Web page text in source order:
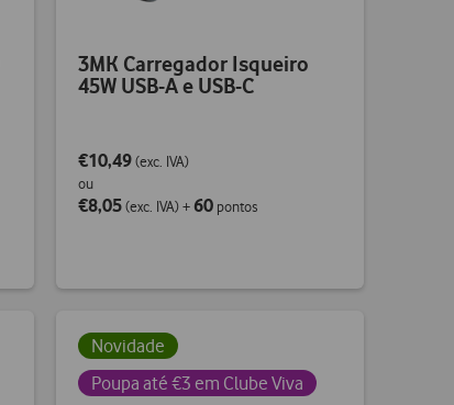
3MK Carregador Isqueiro
45W USB-A e USB-C
€10,49(exc. IVA)
ou
€8,05(exc. IVA)+60 pontos
Novidade
Poupa até €3 em Clube Viva